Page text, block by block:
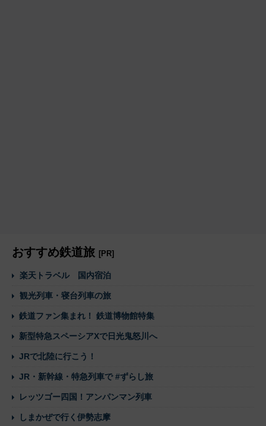
おすすめ鉄道旅 [PR]
楽天トラベル 国内宿泊
観光列車・寝台列車の旅
鉄道ファン集まれ！ 鉄道博物館特集
新型特急スペーシアXで日光鬼怒川へ
JRで北陸に行こう！
JR・新幹線・特急列車で #ずらし旅
レッツゴー四国！アンパンマン列車
しまかぜで行く伊勢志摩